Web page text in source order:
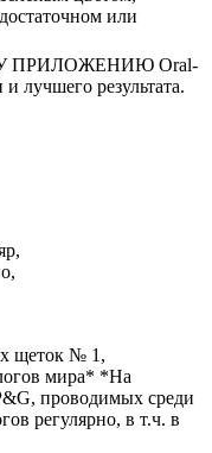
или
ПРИЛОЖЕНИЮ Oral-
лучшего результата.
щеток № 1,
мира* *На
проводимых среди
регулярно, в т.ч. в